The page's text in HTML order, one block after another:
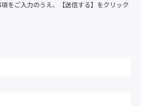
をご入力のうえ、【送信する】をクリック